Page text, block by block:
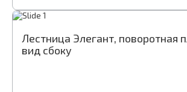
Лестница Элегант, поворотная
вид сбоку